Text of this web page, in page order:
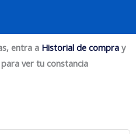
entra a Historial de compray
ver tu constancia
Obligatorio